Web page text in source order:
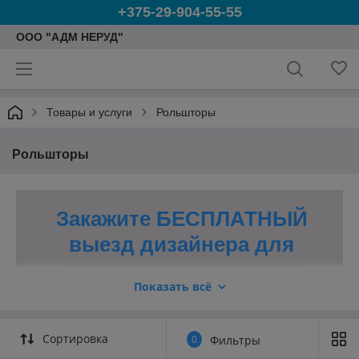
+375-29-904-55-55
ООО "АДМ НЕРУД"
Товары и услуги Рольшторы
Рольшторы
Закажите БЕСПЛАТНЫЙ
выезд дизайнера для
Показать всё
Сортировка 0 Фильтры